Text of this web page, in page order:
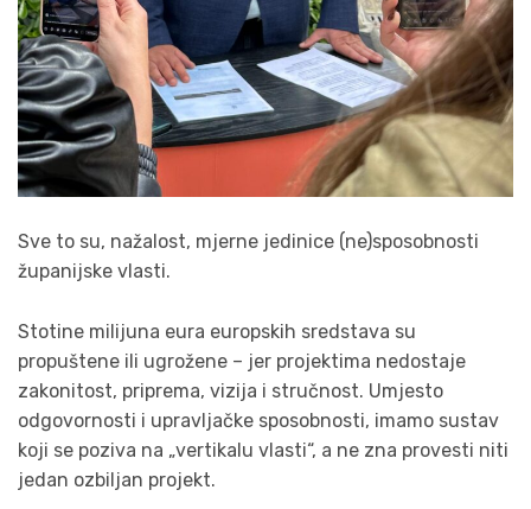
Sve to su, nažalost, mjerne jedinice (ne)sposobnosti
županijske vlasti.
Stotine milijuna eura europskih sredstava su
propuštene ili ugrožene – jer projektima nedostaje
zakonitost, priprema, vizija i stručnost. Umjesto
odgovornosti i upravljačke sposobnosti, imamo sustav
koji se poziva na „vertikalu vlasti“, a ne zna provesti niti
jedan ozbiljan projekt.